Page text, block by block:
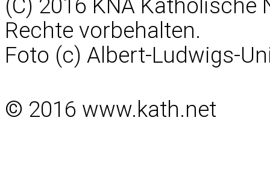
(C) 2016 KNA
Rechte vorbehalten.
Foto (c) Albert-Ludwigs-
© 2016 www.kath.net